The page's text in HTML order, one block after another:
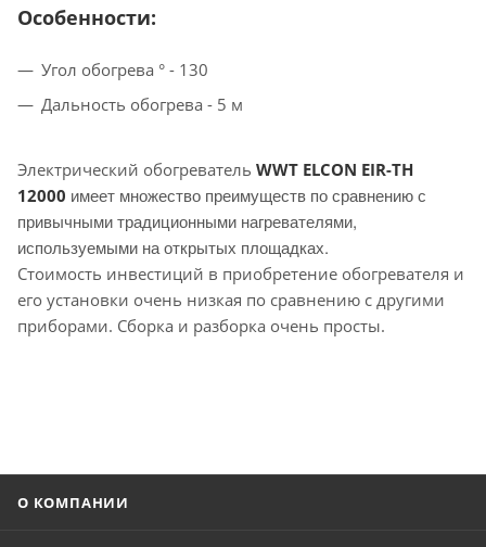
Особенности:
Угол обогрева ° - 130
Дальность обогрева - 5 м
Электрический обогреватель WWT ELCON EIR-TH
12000 имеет множество преимуществ по сравнению с
привычными традиционными нагревателями,
используемыми на открытых площадках.
Стоимость инвестиций в приобретение обогревателя и
его установки очень низкая по сравнению с другими
приборами. Сборка и разборка очень просты.
О КОМПАНИИ